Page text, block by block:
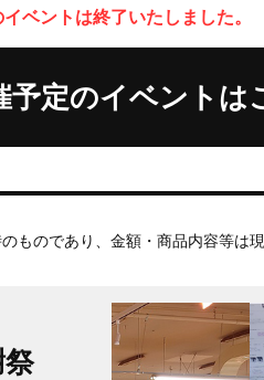
イベントは終了いたしました。
予定のイベントは
ものであり、金額・商品内容等は
祭